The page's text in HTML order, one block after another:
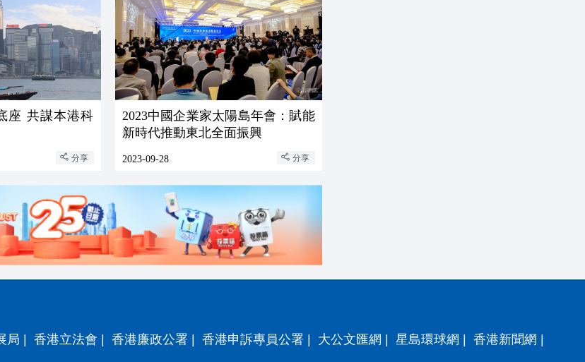
座 共謀本港科
分享
2023中國企業家太陽島年會：賦能
新時代推動東北全面振興
2023-09-28 分享
局 香港立法會 香港廉政公署 香港申訴專員公署 大公文匯網 星島環球網 香港新聞網